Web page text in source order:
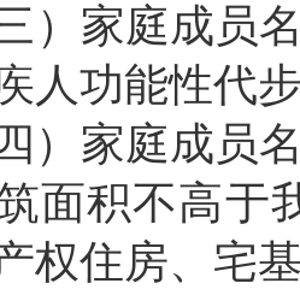
家庭成员
人功能性代
家庭成员
面积不高于
权住房、宅